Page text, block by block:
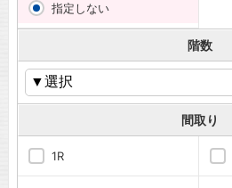
指定しない
階数
間取り
1R